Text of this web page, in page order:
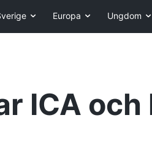
Europa Ungdom
ICA